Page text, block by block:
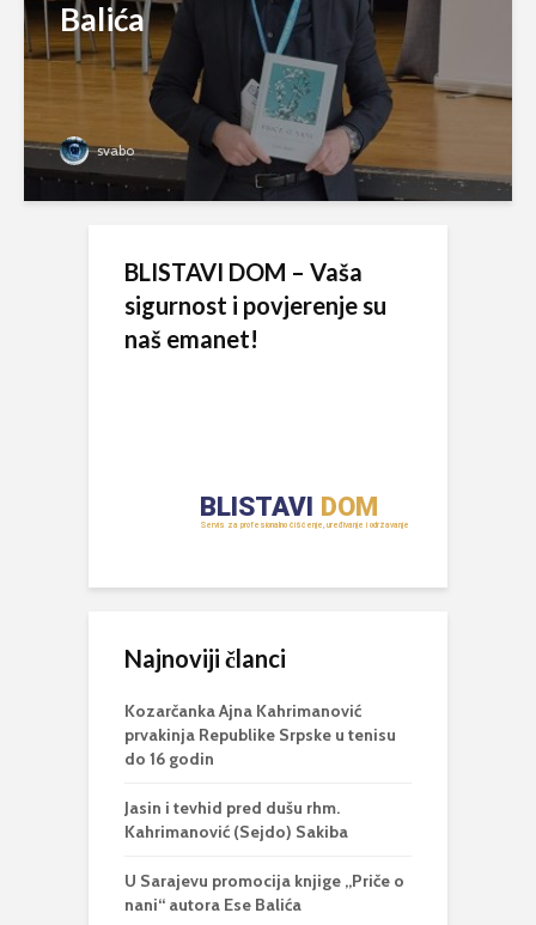
Balića
svabo
BLISTAVI DOM – Vaša
sigurnost i povjerenje su
naš emanet!
Najnoviji članci
Kozarčanka Ajna Kahrimanović
prvakinja Republike Srpske u tenisu
do 16 godin
Jasin i tevhid pred dušu rhm.
Kahrimanović (Sejdo) Sakiba
U Sarajevu promocija knjige „Priče o
nani“ autora Ese Balića